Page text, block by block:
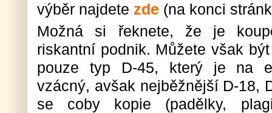
výběr najdete zde (na konci
Možná si řeknete, že je
riskantní podnik. Můžete však
pouze typ D-45, který je na
vzácný, avšak nejběžnější D-18,
se coby kopie (padělky,